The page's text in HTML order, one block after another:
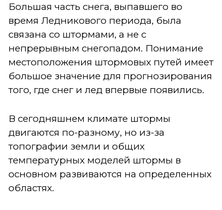
Большая часть снега, выпавшего во
время Ледникового периода, была
связана со штормами, а не с
непрерывным снегопадом. Понимание
местоположения штормовых путей имеет
большое значение для прогнозирования
того, где снег и лед впервые появились.
В сегодняшнем климате штормы
двигаются по-разному, но из-за
топографии земли и общих
температурных моделей штормы в
основном развиваются на определенных
областях.